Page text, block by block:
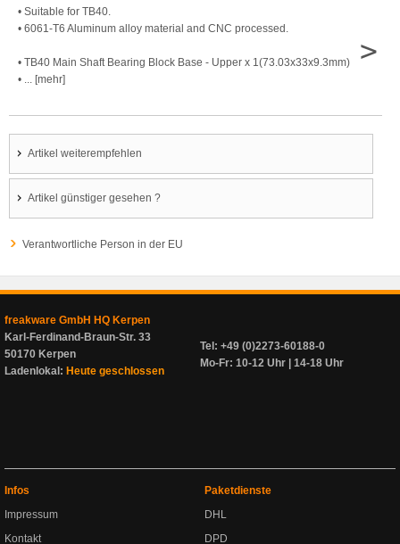
• Suitable for TB40.
• 6061-T6 Aluminum alloy material and CNC processed.
• TB40 Main Shaft Bearing Block Base - Upper x 1(73.03x33x9.3mm)
• ... [mehr]
>
Artikel weiterempfehlen
Artikel günstiger gesehen ?
Verantwortliche Person in der EU
freakware GmbH HQ Kerpen
Karl-Ferdinand-Braun-Str. 33
50170 Kerpen
Ladenlokal: Heute geschlossen
Tel: +49 (0)2273-60188-0
Mo-Fr: 10-12 Uhr | 14-18 Uhr
Infos
Impressum
Kontakt
Paketdienste
DHL
DPD